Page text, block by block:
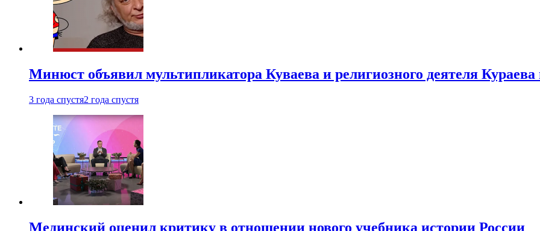
Минюст объявил мультипликатора Куваева и религиозного деятеля
3 года спустя2 года спустя
Мединский оценил критику в отношении нового учебника истории России